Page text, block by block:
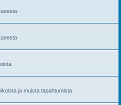
ja muista tapahtumista